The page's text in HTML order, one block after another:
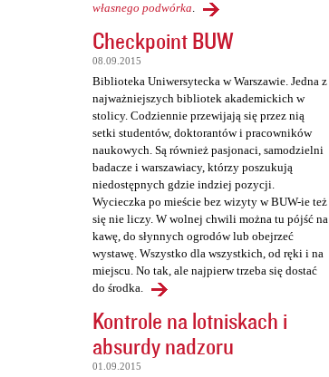
własnego podwórka.
Checkpoint BUW
08.09.2015
Biblioteka Uniwersytecka w Warszawie. Jedna z
najważniejszych bibliotek akademickich w
stolicy. Codziennie przewijają się przez nią
setki studentów, doktorantów i pracowników
naukowych. Są również pasjonaci, samodzielni
badacze i warszawiacy, którzy poszukują
niedostępnych gdzie indziej pozycji.
Wycieczka po mieście bez wizyty w BUW-ie też
się nie liczy. W wolnej chwili można tu pójść na
kawę, do słynnych ogrodów lub obejrzeć
wystawę. Wszystko dla wszystkich, od ręki i na
miejscu. No tak, ale najpierw trzeba się dostać
do środka.
Kontrole na lotniskach i
absurdy nadzoru
01.09.2015